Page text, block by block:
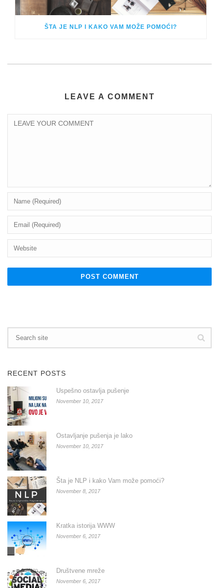
ŠTA JE NLP I KAKO VAM MOŽE POMOĆI?
LEAVE A COMMENT
RECENT POSTS
Uspešno ostavlja pušenje
November 10, 2017
Ostavljanje pušenja je lako
November 10, 2017
Šta je NLP i kako Vam može pomoći?
November 8, 2017
Kratka istorija WWW
November 6, 2017
Društvene mreže
November 6, 2017